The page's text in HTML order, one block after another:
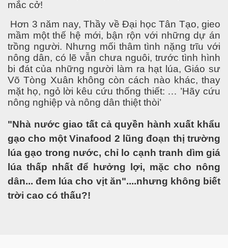
mắc cở!
Hơn 3 năm nay, Thầy về Đại học Tân Tạo, gieo
mầm một thế hệ mới, bận rộn với những dự án
trồng người. Nhưng mối thâm tình nặng trĩu với
nông dân, có lẽ vẫn chưa nguôi, trước tình hình
bi đát của những người làm ra hạt lúa, Giáo sư
Võ Tòng Xuân không còn cách nào khác, thay
mặt họ, ngỏ lời kêu cứu thống thiết: … ’Hãy cứu
nông nghiệp và nông dân thiệt thòi’
"Nhà nước giao tất cả quyền hành xuất khẩu
gạo cho một Vinafood 2 lũng đoạn thị trường
lúa gạo trong nước, chỉ lo cạnh tranh dìm giá
lúa thấp nhất để hưởng lợi, mặc cho nông
dân... đem lúa cho vịt ăn"....nhưng không biết
trời cao có thấu?!